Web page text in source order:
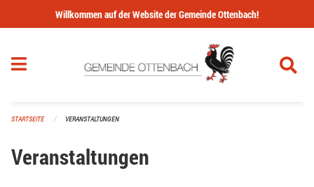
Navigation überspringen
Willkommen auf der Website der Gemeinde Ottenbach!
STARTSEITE VERANSTALTUNGEN
Veranstaltungen